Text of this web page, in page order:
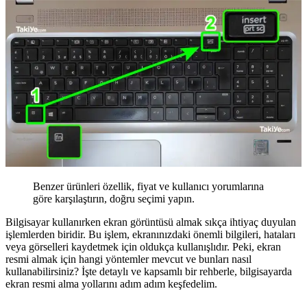
Benzer ürünleri özellik, fiyat ve kullanıcı yorumlarına
göre karşılaştırın, doğru seçimi yapın.
Bilgisayar kullanırken ekran görüntüsü almak sıkça ihtiyaç duyulan
işlemlerden biridir. Bu işlem, ekranınızdaki önemli bilgileri, hataları
veya görselleri kaydetmek için oldukça kullanışlıdır. Peki, ekran
resmi almak için hangi yöntemler mevcut ve bunları nasıl
kullanabilirsiniz? İşte detaylı ve kapsamlı bir rehberle, bilgisayarda
ekran resmi alma yollarını adım adım keşfedelim.